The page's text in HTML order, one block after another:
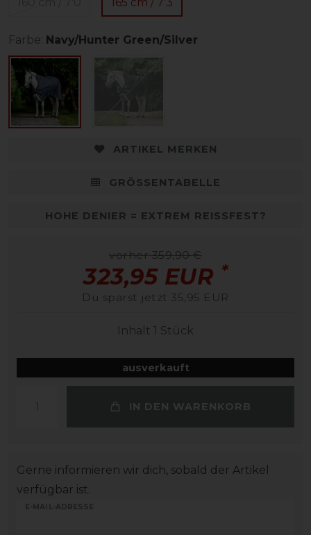
165 cm / 7'3
Farbe: Navy/Hunter Green/Silver
ARTIKEL MERKEN
GRÖSSENTABELLE
HOHE DENIER = EXTREM REISSFEST?
vorher 359,90 €
323,95 EUR *
Du sparst jetzt 35,95 EUR
Inhalt 1 Stück
ausverkauft
IN DEN WARENKORB
Gerne informieren wir dich, sobald der Artikel
verfügbar ist.
E-MAIL-ADRESSE